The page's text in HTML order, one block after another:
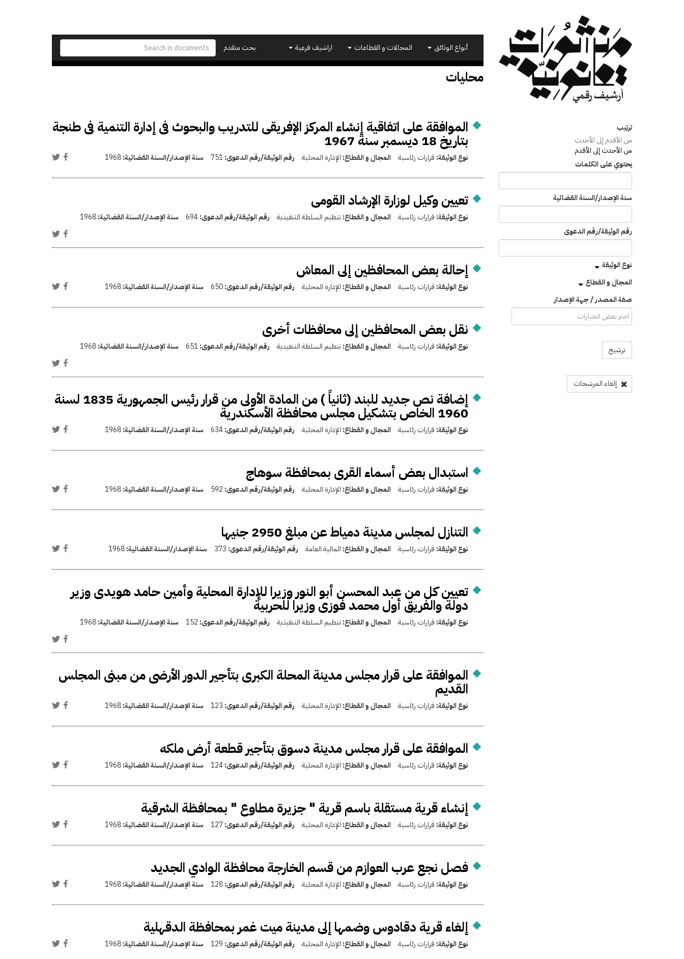
بحث متقدم
أنواع الوثائق المجالات و القطاعات اراشيف فرعية
محليات
ترتيب
من الأقدم إلى الأحدث
من الأحدث إلى الأقدم
يحتوي على الكلمات
سنة الإصدار/السنة القضائية
رقم الوثيقة/رقم الدعوى
نوع الوثيقة
المجال و القطاع
صفة المصدر / جهة الإصدار
ترشيح
إلغاء المرشحات
الموافقة على اتفاقية إنشاء المركز الإفريقى للتدريب والبحوث فى إدارة التنمية فى طنجة
بتاريخ 18 ديسمبر سنة 1967
نوع الوثيقة: قرارات رئاسية المجال و القطاع: الإدارة المحلية رقم الوثيقة/رقم الدعوى: 751 سنة الإصدار/السنة القضائية:1968
تعيين وكيل لوزارة الإرشاد القومى
نوع الوثيقة: قرارات رئاسية المجال و القطاع: تنظيم السلطة التنفيذية رقم الوثيقة/رقم الدعوى:694 سنة الإصدار/السنة القضائية:1968
إحالة بعض المحافظين إلى المعاش
نوع الوثيقة: قرارات رئاسية المجال و القطاع: الإدارة المحلية رقم الوثيقة/رقم الدعوى:650 سنة الإصدار/السنة القضائية:1968
نقل بعض المحافظين إلى محافظات أخرى
نوع الوثيقة: قرارات رئاسية المجال و القطاع: تنظيم السلطة التنفيذية رقم الوثيقة/رقم الدعوى: 651 سنة الإصدار/السنة القضائية:1968
إضافة نص جديد للبند (ثانياً ) من المادة الأولى من قرار رئيس الجمهورية 1835 لسنة
1960 الخاص بتشكيل مجلس محافظة الأسكندرية
نوع الوثيقة: قرارات رئاسية المجال و القطاع: الإدارة المحلية رقم الوثيقة/رقم الدعوى:634 سنة الإصدار/السنة القضائية:1968
استبدال بعض أسماء القرى بمحافظة سوهاج
نوع الوثيقة: قرارات رئاسية المجال و القطاع: الإدارة المحلية رقم الوثيقة/رقم الدعوى: 592 سنة الإصدار/السنة القضائية:1968
التنازل لمجلس مدينة دمياط عن مبلغ 2950 جنيها
نوع الوثيقة: قرارات رئاسية المجال و القطاع: المالية العامة رقم الوثيقة/رقم الدعوى: 373 سنة الإصدار/السنة القضائية:1968
تعيين كل من عبد المحسن أبو النور وزيرا للإدارة المحلية وأمين حامد هويدى وزير
دولة والفريق أول محمد فوزى وزيرا للحربية
نوع الوثيقة: قرارات رئاسية المجال و القطاع: تنظيم السلطة التنفيذية رقم الوثيقة/رقم الدعوى: 152 سنة الإصدار/السنة القضائية:1968
الموافقة على قرار مجلس مدينة المحلة الكبرى بتأجير الدور الأرضى من مبنى المجلس
القديم
نوع الوثيقة: قرارات رئاسية المجال و القطاع: الإدارة المحلية رقم الوثيقة/رقم الدعوى: 123 سنة الإصدار/السنة القضائية:1968
الموافقة على قرار مجلس مدينة دسوق بتأجير قطعة أرض ملكه
نوع الوثيقة: قرارات رئاسية المجال و القطاع: الإدارة المحلية رقم الوثيقة/رقم الدعوى:124 سنة الإصدار/السنة القضائية:1968
إنشاء قرية مستقلة باسم قرية " جزيرة مطاوع " بمحافظة الشرقية
نوع الوثيقة: قرارات رئاسية المجال و القطاع: الإدارة المحلية رقم الوثيقة/رقم الدعوى:127 سنة الإصدار/السنة القضائية:1968
فصل نجع عرب العوازم من قسم الخارجة محافظة الوادي الجديد
نوع الوثيقة: قرارات رئاسية المجال و القطاع: الإدارة المحلية رقم الوثيقة/رقم الدعوى:128 سنة الإصدار/السنة القضائية:1968
إلغاء قرية دقادوس وضمها إلى مدينة ميت غمر بمحافظة الدقهلية
نوع الوثيقة: قرارات رئاسية المجال و القطاع: الإدارة المحلية رقم الوثيقة/رقم الدعوى: 129 سنة الإصدار/السنة القضائية:1968